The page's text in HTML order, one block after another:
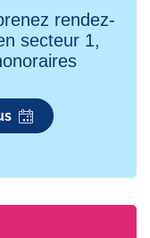
rendez-
secteur 1,